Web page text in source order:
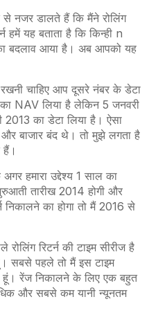
नजर डालते हैं कि मैंने रोलिंग
हमें यह बताता है कि किन्ही n
बदलाव आया है। अब आपको यह
चाहिए आप दूसरे नंबर के डेटा
NAV लिया है लेकिन 5 जनवरी
का डेटा लिया है। ऐसा
बाजार बंद थे। तो मुझे लगता है
हमारा उद्देश्य 1 साल का
तारीख 2014 होगी और
निकालने का होगा तो मैं 2016 से
रिटर्न की टाइम सीरीज है
सबसे पहले तो मैं इस टाइम
हूं। रेंज निकालने के लिए एक बहुत
और सबसे कम यानी न्यूनतम